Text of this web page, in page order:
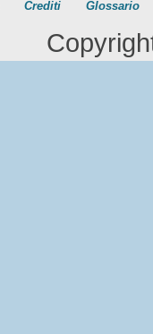
Crediti Glossario